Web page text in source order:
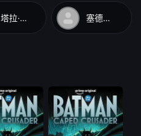
塔拉·斯特朗 塞德里克·亚伯勒